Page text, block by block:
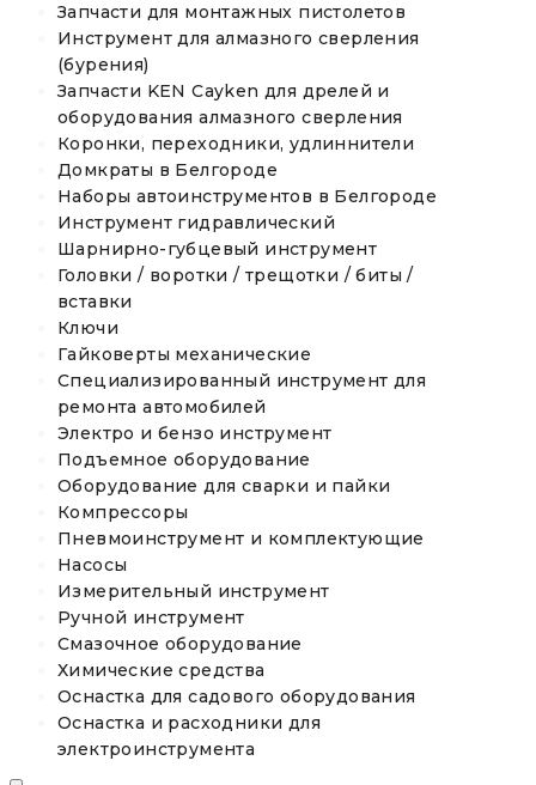
Запчасти для монтажных пистолетов
Инструмент для алмазного сверления
(бурения)
Запчасти KEN Cayken для дрелей и
оборудования алмазного сверления
Коронки, переходники, удлиннители
Домкраты в Белгороде
Наборы автоинструментов в Белгороде
Инструмент гидравлический
Шарнирно-губцевый инструмент
Головки / воротки / трещотки / биты /
вставки
Ключи
Гайковерты механические
Специализированный инструмент для
ремонта автомобилей
Электро и бензо инструмент
Подъемное оборудование
Оборудование для сварки и пайки
Компрессоры
Пневмоинструмент и комплектующие
Насосы
Измерительный инструмент
Ручной инструмент
Смазочное оборудование
Химические средства
Оснастка для садового оборудования
Оснастка и расходники для
электроинструмента